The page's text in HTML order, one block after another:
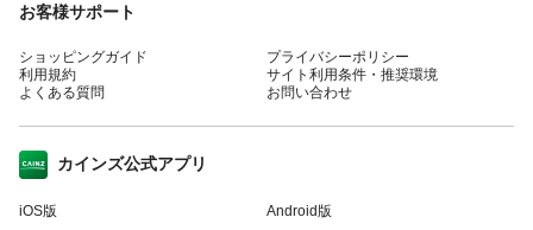
お客様サポート
ショッピングガイド
利用規約
よくある質問
プライバシーポリシー
サイト利用条件・推奨環境
お問い合わせ
カインズ公式アプリ
iOS版 Android版